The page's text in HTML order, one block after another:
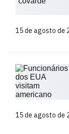
15 de agosto de
15 de agosto de